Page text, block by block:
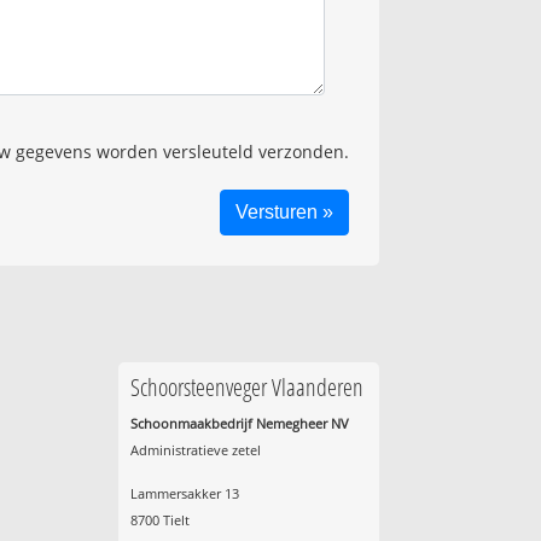
gegevens worden versleuteld verzonden.
Schoorsteenveger Vlaanderen
Schoonmaakbedrijf Nemegheer NV
Administratieve zetel
Lammersakker 13
8700 Tielt